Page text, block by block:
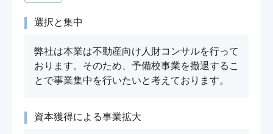
選択と集中
弊社は本業は不動産向け人財コンサルを行って
おります。そのため、予備校事業を撤退するこ
とで事業集中を行いたいと考えております。
資本獲得による事業拡大